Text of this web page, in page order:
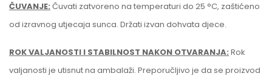
ČUVANJE: Čuvati zatvoreno na temperaturi do 25 °C, zaštićeno
od izravnog utjecaja sunca. Držati izvan dohvata djece.
ROK VALJANOSTI I STABILNOST NAKON OTVARANJA: Rok
valjanosti je utisnut na ambalaži. Preporučljivo je da se proizvod